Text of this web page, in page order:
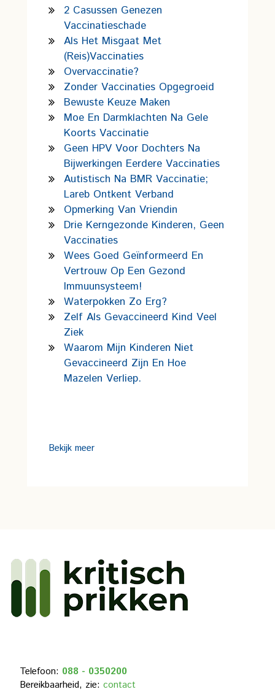
2 Casussen Genezen
Vaccinatieschade
Als Het Misgaat Met
(reis)vaccinaties
Overvaccinatie?
Zonder Vaccinaties Opgegroeid
Bewuste Keuze Maken
Moe En Darmklachten Na Gele
Koorts Vaccinatie
Geen HPV Voor Dochters Na
Bijwerkingen Eerdere Vaccinaties
Autistisch Na BMR Vaccinatie;
Lareb Ontkent Verband
Opmerking Van Vriendin
Drie Kerngezonde Kinderen, Geen
Vaccinaties
Wees Goed Geïnformeerd En
Vertrouw Op Een Gezond
Immuunsysteem!
Waterpokken Zo Erg?
Zelf Als Gevaccineerd Kind Veel
Ziek
Waarom Mijn Kinderen Niet
Gevaccineerd Zijn En Hoe
Mazelen Verliep.
Bekijk meer
Telefoon: 088 - 0350200
Bereikbaarheid, zie: contact